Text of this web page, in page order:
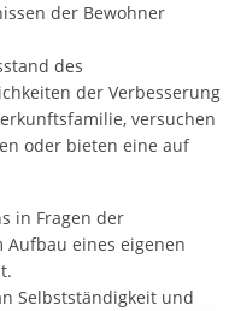
der Bewohner
des
der Verbesserung
versuchen
oder bieten eine auf
in Fragen der
eines eigenen
Selbstständigkeit und